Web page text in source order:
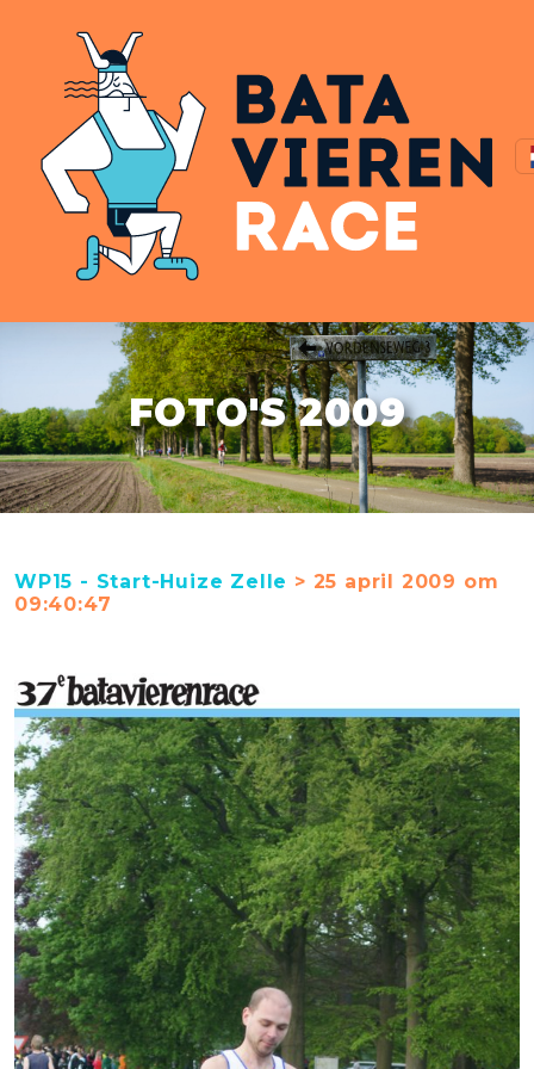
FOTO'S 2009
WP15 - Start-Huize Zelle > 25 april 2009 om
09:40:47